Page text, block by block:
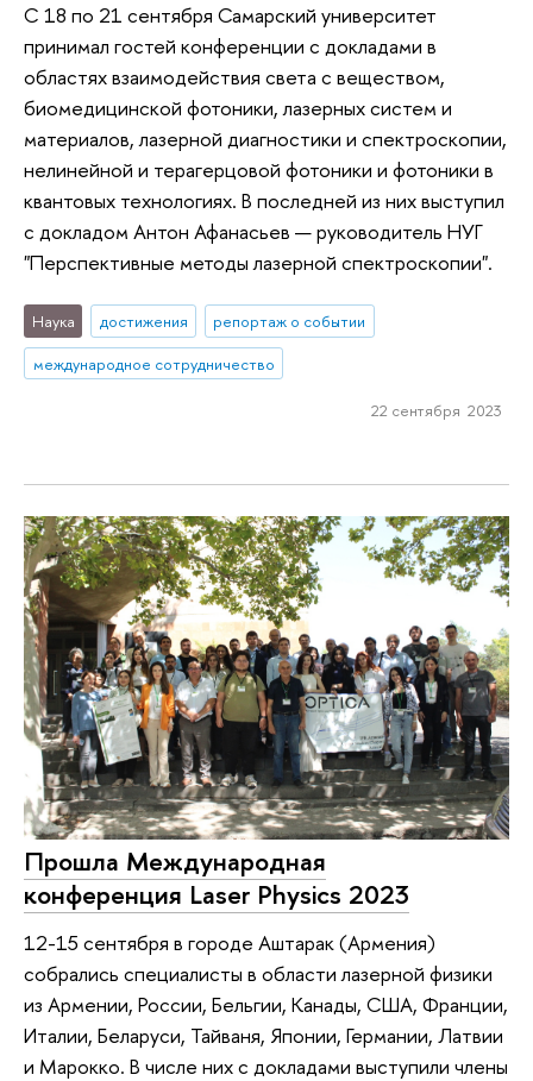
С 18 по 21 сентября Самарский университет
принимал гостей конференции с докладами в
областях взаимодействия света с веществом,
биомедицинской фотоники, лазерных систем и
материалов, лазерной диагностики и спектроскопии,
нелинейной и терагерцовой фотоники и фотоники в
квантовых технологиях. В последней из них выступил
с докладом Антон Афанасьев — руководитель НУГ
"Перспективные методы лазерной спектроскопии".
Наука достижения
репортаж о событии
международное сотрудничество
22 сентября 2023
Прошла Международная
конференция Laser Physics 2023
12-15 сентября в городе Аштарак (Армения)
собрались специалисты в области лазерной физики
из Армении, России, Бельгии, Канады, США, Франции,
Италии, Беларуси, Тайваня, Японии, Германии, Латвии
и Марокко. В числе них с докладами выступили члены